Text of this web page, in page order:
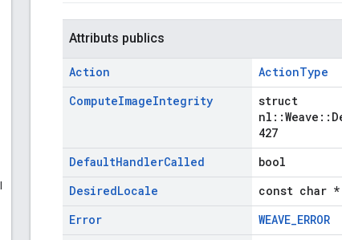
Attributs publics
Action
ActionType
ComputeImageIntegrity
struct
427
DefaultHandlerCalled
bool
DesiredLocale
const char *
Error
WEAVE_ERROR